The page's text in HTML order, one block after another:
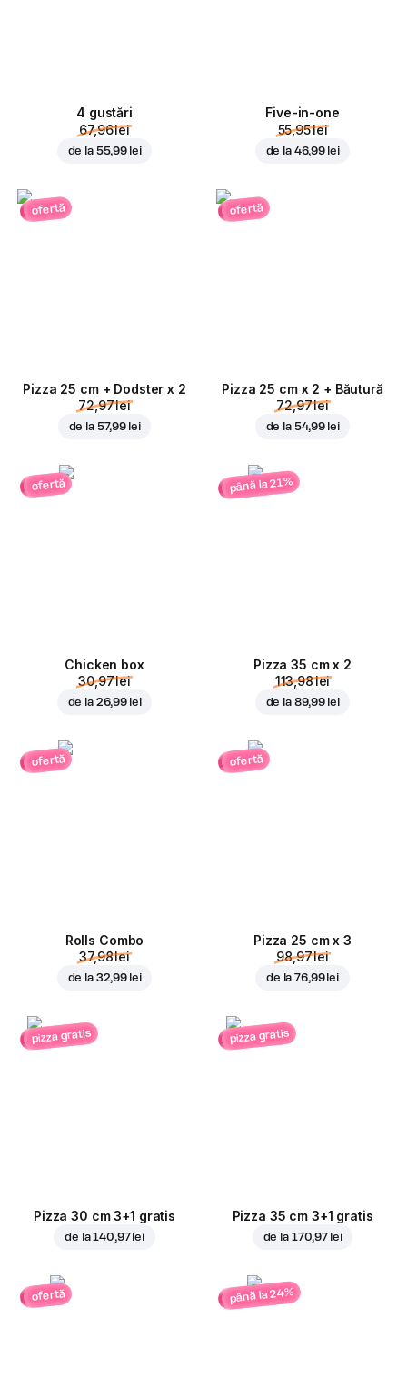
4 gustări
67,96 lei
de la 55,99 lei
Five-in-one
55,95 lei
de la 46,99 lei
ofertă
Pizza 25 cm + Dodster x 2
72,97 lei
de la 57,99 lei
ofertă
Pizza 25 cm x 2 + Băutură
72,97 lei
de la 54,99 lei
ofertă
Chicken box
30,97 lei
de la 26,99 lei
până la 21%
Pizza 35 cm x 2
113,98 lei
de la 89,99 lei
ofertă
Rolls Combo
37,98 lei
de la 32,99 lei
ofertă
Pizza 25 cm x 3
98,97 lei
de la76,99 lei
pizza gratis
Pizza 30 cm 3+1 gratis
de la140,97 lei
pizza gratis
Pizza 35 cm 3+1 gratis
de la 170,97 lei
ofertă până la 24%